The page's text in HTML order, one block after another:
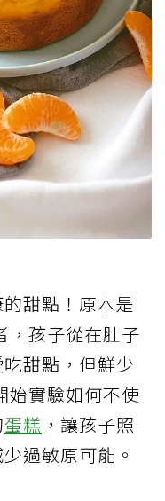
甜點！原本是
，孩子從在肚子
甜點，但鮮少
實驗如何不使
蛋糕 ，讓孩子照
過敏原可能。